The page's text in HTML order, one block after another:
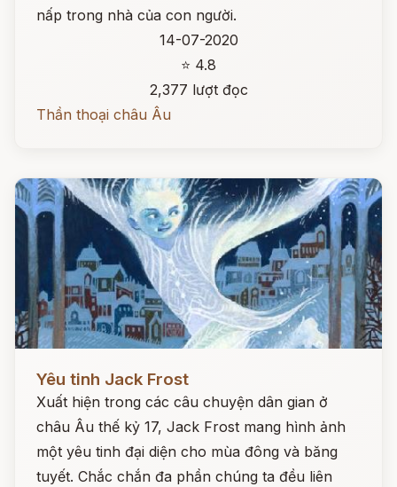
nấp trong nhà của con người.
14-07-2020
⭐ 4.8
2,377 lượt đọc
Thần thoại châu Âu
Yêu tinh Jack Frost
Xuất hiện trong các câu chuyện dân gian ở
châu Âu thế kỷ 17, Jack Frost mang hình ảnh
một yêu tinh đại diện cho mùa đông và băng
tuyết. Chắc chắn đa phần chúng ta đều liên